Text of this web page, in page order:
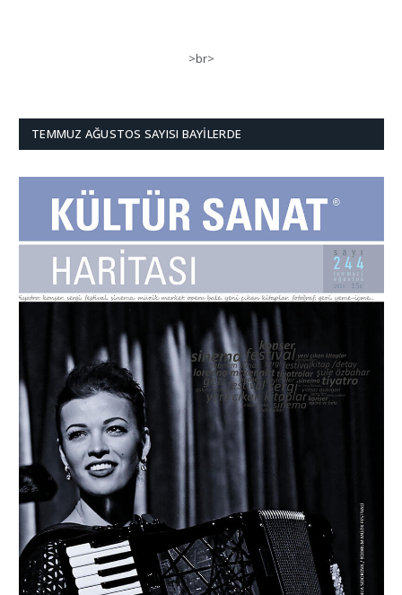
>br>
TEMMUZ AĞUSTOS SAYISI BAYILERDE